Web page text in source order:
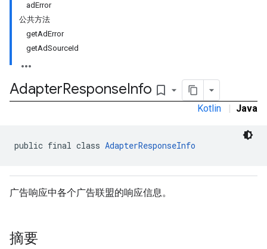
adError
公共方法
getAdError
getAdSourceId
AdapterResponseInfo bookmark_border
Kotlin | Java
public final class AdapterResponseInfo
广告响应中各个广告联盟的响应信息。
摘要